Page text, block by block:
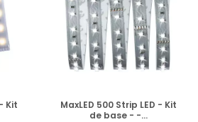
Kit
EN STOCK
MaxLED 500 Strip LED - Kit
de base - -...